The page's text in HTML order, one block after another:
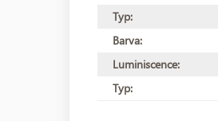
Typ:
Barva:
Luminiscence:
Typ: